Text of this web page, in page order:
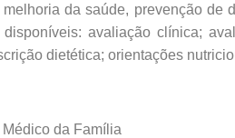
da saúde, prevenção de
disponíveis: avaliação clínica;
dietética; orientações
da Família